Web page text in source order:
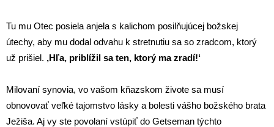
Tu mu Otec posiela anjela s kalichom posilňujúcej božskej
útechy, aby mu dodal odvahu k stretnutiu sa so zradcom, ktorý
už prišiel. ,Hľa, priblížil sa ten, ktorý ma zradí!‘
Milovaní synovia, vo vašom kňazskom živote sa musí
obnovovať veľké tajomstvo lásky a bolesti vášho božského brata
Ježiša. Aj vy ste povolaní vstúpiť do Getseman týchto